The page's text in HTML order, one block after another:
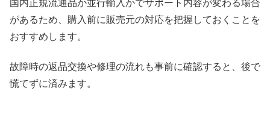
国内正規流通品か並行輸入かでサポート内容が変わる場合
があるため、購入前に販売元の対応を把握しておくことを
おすすめします。
故障時の返品交換や修理の流れも事前に確認すると、後で
慌てずに済みます。